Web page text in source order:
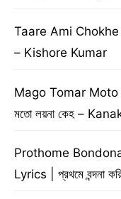
Taare Ami Chokhe
– Kishore Kumar
Mago Tomar Moto
মতো লয়না কেহ –
Prothome
Lyrics | প্রথমে বন্দনা